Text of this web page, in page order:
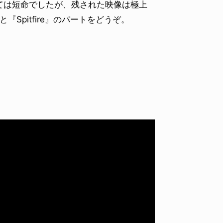
短命でしたが、残された映像は極上
『Spitfire』のパートをどうぞ。